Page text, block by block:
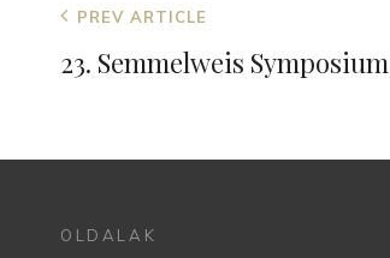
Bejegyzés
navigáció
Previous
Post
PREV ARTICLE
23. Semmelweis Symposium
OLDALAK